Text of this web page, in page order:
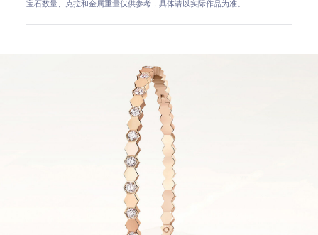
宝石数量、克拉和金属重量仅供参考，具体请以实际作品为准。